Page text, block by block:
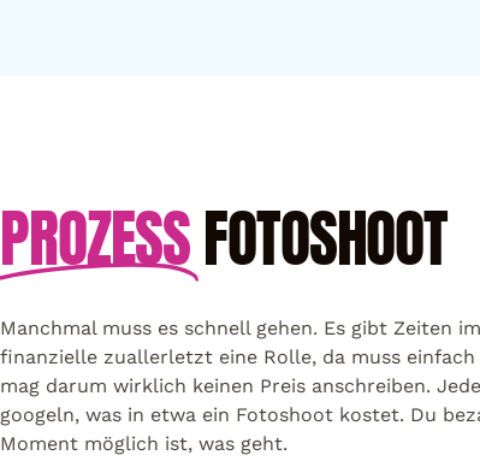
PROZESSFOTOSHOOT
Manchmal muss es schnell gehen. Es gibt Zeiten
finanzielle zuallerletzt eine Rolle, da muss
mag darum wirklich keinen Preis anschreiben.
googeln, was in etwa ein Fotoshoot kostet. Du
Moment möglich ist, was geht.